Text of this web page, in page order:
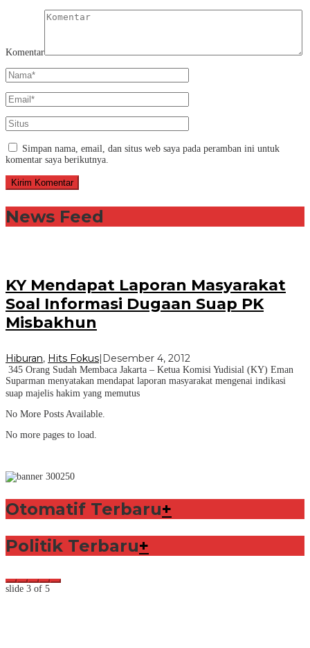
Komentar
Simpan nama, email, dan situs web saya pada peramban ini untuk
komentar saya berikutnya.
News Feed
KY Mendapat Laporan Masyarakat
Soal Informasi Dugaan Suap PK
Misbakhun
Hiburan, Hits Fokus Desember 4, 2012
345 Orang Sudah Membaca Jakarta – Ketua Komisi Yudisial (KY) Eman
Suparman menyatakan mendapat laporan masyarakat mengenai indikasi
suap majelis hakim yang memutus
No More Posts Available.
No more pages to load.
Otomatif Terbaru+
Politik Terbaru+
slide 3 of 5